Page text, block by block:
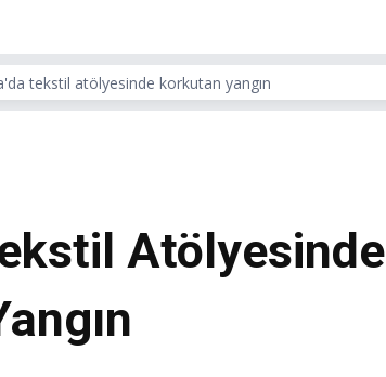
tekstil atölyesinde korkutan yangın
Atölyesinde